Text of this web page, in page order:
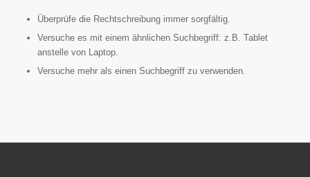
Überprüfe die Rechtschreibung immer sorgfältig.
Versuche es mit einem ähnlichen Suchbegriff: z.B. Tablet
anstelle von Laptop.
Versuche mehr als einen Suchbegriff zu verwenden.